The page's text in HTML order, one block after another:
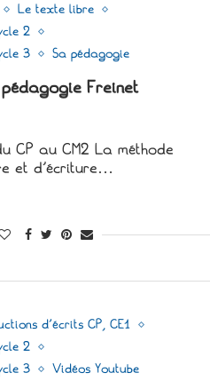
Le texte libre
2
3
Sa pédagogie
Freinet
CP au CM2 La méthode
et d’écriture…
d'écrits CP, CE1
2
3
Vidéos Youtube